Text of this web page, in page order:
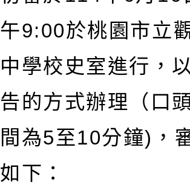
午9:00於桃園市立
中學校史室進行，
告的方式辦理（口
間為5至10分鐘)，
如下：